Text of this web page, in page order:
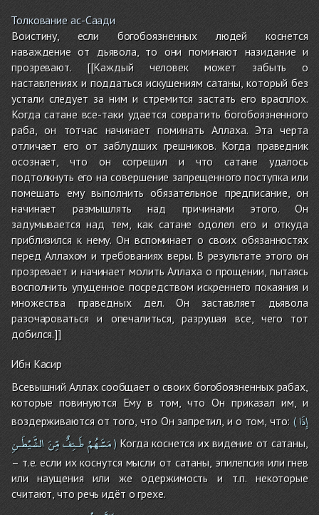
Толкование ас-Саади
Воистину, если богобоязненных людей коснется
наваждение от дьявола, то они поминают назидание и
прозревают. [[Каждый человек может забыть о
наставлениях и поддаться искушениям сатаны, который без
устали следует за ним и стремится застать его врасплох.
Когда сатане все-таки удается совратить богобоязненного
раба, он тотчас начинает поминать Аллаха. Эта черта
отличает его от заблудших грешников. Когда праведник
осознает, что он согрешил и что сатане удалось
подтолкнуть его на совершение запрещенного поступка или
помешать ему выполнить обязательное предписание, он
начинает размышлять над причинами этого. Он
задумывается над тем, как сатане одолел его и откуда
приблизился к нему. Он вспоминает о своих обязанностях
перед Аллахом и требованиях веры. В результате этого он
прозревает и начинает молить Аллаха о прощении, пытаясь
восполнить упущенное посредством искреннего покаяния и
множества праведных дел. Он заставляет дьявола
разочароваться и опечалиться, разрушая все, чего тот
добился.]]
Ибн Касир
Всевышний Аллах сообщает о своих богобоязненных рабах,
которые повинуются Ему в том, что Он приказал им, и
воздерживаются от того, что Он запретил, и о том, что: (إِذَا
مَسَّهُمْطَـئِفٌمِّنَالشَّيْطَـنِ )Когда коснется их видение от сатаны,
– т.е. если их коснутся мысли от сатаны, эпилепсия или гнев
или наущения или же одержимость и т.п. некоторые
считают, что речь идёт о грехе.